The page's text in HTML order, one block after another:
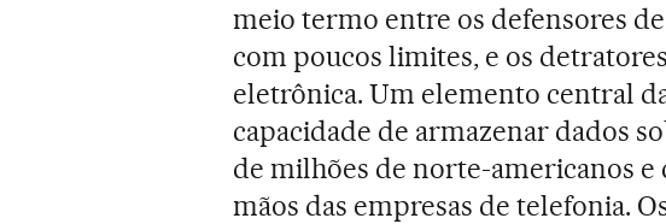
meio termo entre os defensores
com poucos limites, e os
eletrônica. Um elemento central
capacidade de armazenar dados
de milhões de norte-americanos e
mãos das empresas de telefonia.